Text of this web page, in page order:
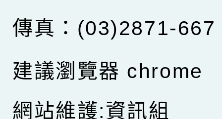
傳真：(03)2871-667
建議瀏覽器 chrome
網站維護:資訊組